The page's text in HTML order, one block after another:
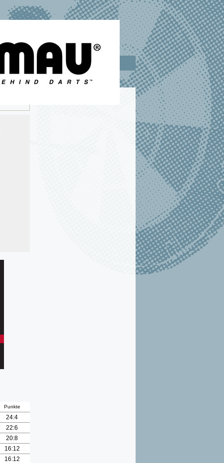
Punkte
24:4
22:6
20:8
16:12
16:12